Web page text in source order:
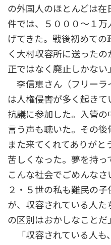
の外国人のほとんどは
件では、５０００～１
げてきた。戦後初めて
く大村収容所に送った
正ではなく廃止しかない
李信恵さん（フリーラ
は人権侵害が多く起き
抗議に参加した。入管の
言う声も聴いた。その後
また来てくれてありが
苦しくなった。夢を持っ
こんな社会でごめんな
２・５世の私も難民の
が、収容されている人た
の区別はおかしなことだ
「収容されている人も